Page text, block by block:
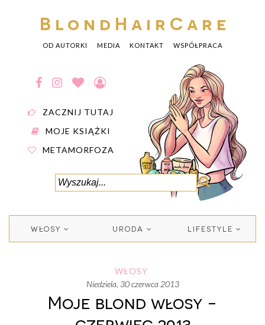
BlondHairCare
OD AUTORKI MEDIA KONTAKT WSPÓŁPRACA
ZACZNIJ TUTAJ
MOJE KSIĄŻKI
METAMORFOZA
WŁOSY URODA LIFESTYLE
WŁOSY
niedziela, 30 czerwca 2013
Moje blond włosy -